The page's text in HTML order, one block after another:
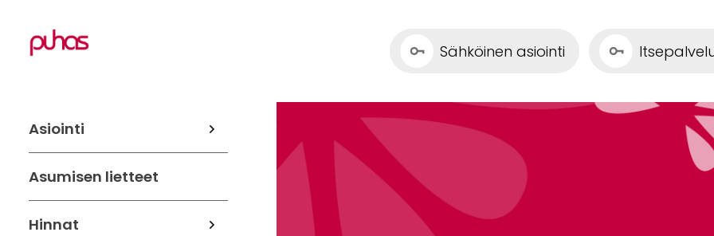
Sähköinen asiointi
Asiointi
Asumisen lietteet
Hinnat